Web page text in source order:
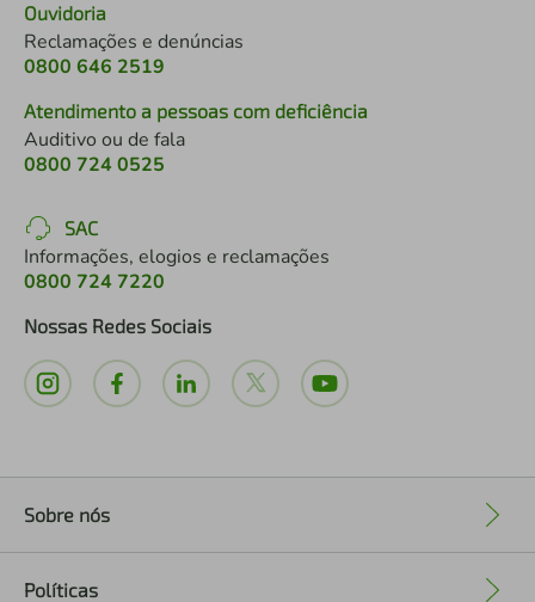
Ouvidoria
Reclamações e denúncias
0800 646 2519
Atendimento a pessoas com deficiência
Auditivo ou de fala
0800 724 0525
SAC
Informações, elogios e reclamações
0800 724 7220
Nossas Redes Sociais
Sobre nós
Políticas